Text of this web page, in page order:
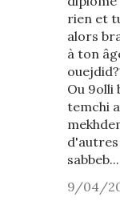
rien et
alors
à ton
Ou 9olli
temchi
sabbeb...
9/04/